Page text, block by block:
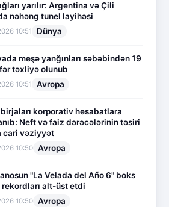
yarılır: Argentina və Çili
nəhəng tunel layihəsi
10:51 Dünya
meşə yanğınları səbəbindən 19
təxliyə olunub
10:51 Avropa
korporativ hesabatlara
Neft və faiz dərəcələrinin təsiri
cari vəziyyət
10:50 Avropa
"La Velada del Año 6" boks
alt-üst etdi
10:50 Avropa